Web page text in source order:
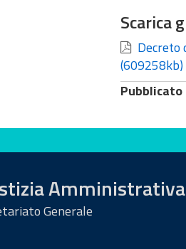
Scarica
Decreto
(609258kb)
Pubblicato
Amministrativa
Generale